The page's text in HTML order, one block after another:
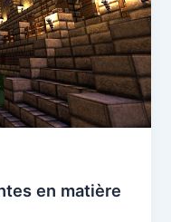
en matière